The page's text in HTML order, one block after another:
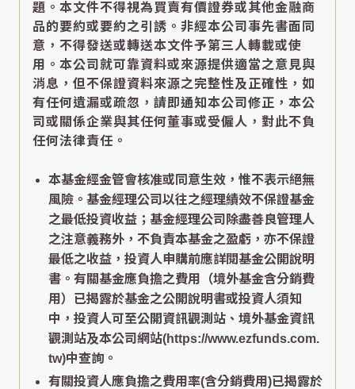
題。本文件不得視為買賣有價證券或其他金融商
品的要約或要約之引誘。非經本公司事先書面同
意，不得發送或轉送本文件予第三人轉載或使
用。本公司就可靠資料或來源提供適當之意見與
消息，但不保證資料來源之完整性及正確性，如
有任何遺漏或疏忽，請即通知本公司修正，本公
司或關係企業與其任何董事或受僱人，對此不負
任何法律責任。
本基金經金管會核准或同意生效，惟不表示絕無
風險。基金經理公司以往之經理績效不保證基金
之最低投資收益；基金經理公司除盡善良管理人
之注意義務外，不負責本基金之盈虧，亦不保證
最低之收益，投資人申購前應詳閱基金公開說明
書。有關基金應負擔之費用（境外基金含分銷費
用）已揭露於基金之公開說明書或投資人須知
中，投資人可至公開資訊觀測站、境外基金資訊
觀測站及本公司網站(https://www.ezfunds.com.
tw)中查詢。
有關投資人應負擔之費用率(含分銷費用)已揭露於